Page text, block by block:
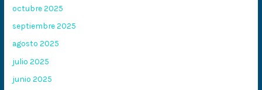
octubre 2025
septiembre 2025
agosto 2025
julio 2025
junio 2025